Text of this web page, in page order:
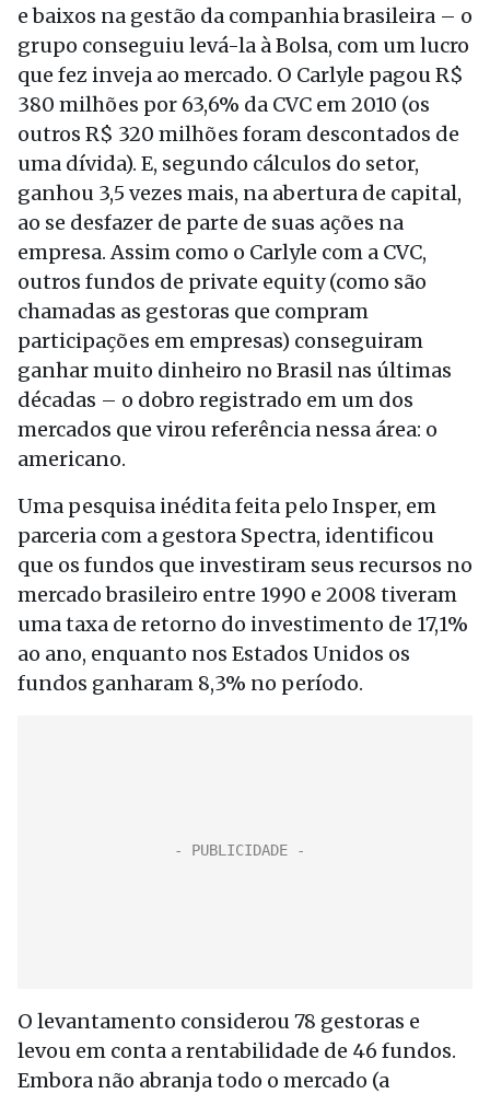
e baixos na gestão da companhia brasileira – o
grupo conseguiu levá-la à Bolsa, com um lucro
que fez inveja ao mercado. O Carlyle pagou R$
380 milhões por 63,6% da CVC em 2010 (os
outros R$ 320 milhões foram descontados de
uma dívida). E, segundo cálculos do setor,
ganhou 3,5 vezes mais, na abertura de capital,
ao se desfazer de parte de suas ações na
empresa. Assim como o Carlyle com a CVC,
outros fundos de private equity (como são
chamadas as gestoras que compram
participações em empresas) conseguiram
ganhar muito dinheiro no Brasil nas últimas
décadas – o dobro registrado em um dos
mercados que virou referência nessa área: o
americano.
Uma pesquisa inédita feita pelo Insper, em
parceria com a gestora Spectra, identificou
que os fundos que investiram seus recursos no
mercado brasileiro entre 1990 e 2008 tiveram
uma taxa de retorno do investimento de 17,1%
ao ano, enquanto nos Estados Unidos os
fundos ganharam 8,3% no período.
O levantamento considerou 78 gestoras e
levou em conta a rentabilidade de 46 fundos.
Embora não abranja todo o mercado (a